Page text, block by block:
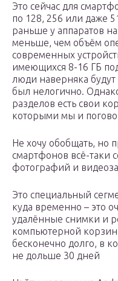
Это сейчас для
по 128, 256 или даже
раньше у аппаратов
меньше, чем объём
современных
имеющихся 8-16 ГБ
люди наверняка
был нелогично.
разделов есть свои
которыми мы и
Не хочу обобщать, но
смартфонов всё-таки
фотографий и
Это специальный
куда временно – это
удалённые снимки и
компьютерной
бесконечно долго, в
не дольше 30 дней